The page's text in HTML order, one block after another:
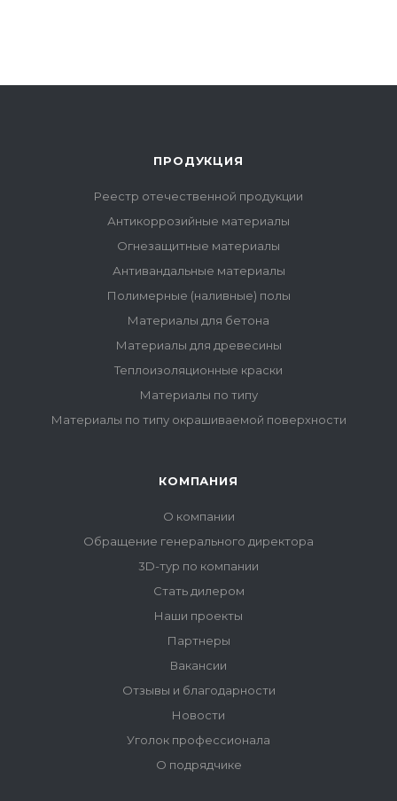
ПРОДУКЦИЯ
Реестр отечественной продукции
Антикоррозийные материалы
Огнезащитные материалы
Антивандальные материалы
Полимерные (наливные) полы
Материалы для бетона
Материалы для древесины
Теплоизоляционные краски
Материалы по типу
Материалы по типу окрашиваемой поверхности
КОМПАНИЯ
О компании
Обращение генерального директора
3D-тур по компании
Стать дилером
Наши проекты
Партнеры
Вакансии
Отзывы и благодарности
Новости
Уголок профессионала
О подрядчике